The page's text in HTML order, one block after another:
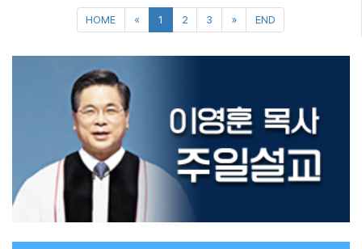
화 운동을 전 세계적으로 전개하고 있는 최완기 목사가 강사로
나서 다음 세대 복음화와 리더십의 중요성을 강조했다. 다음날
교제와 화합의 시간을 가졌다. 이날 행사에는 지역총연합회 회
원들이 참석해 다양한 체육 경기와 레크리에이션을 함께하며
친목을 다졌다. 행사는 배구와 피구 경기로 시작됐다. 지역총연
합회별 열띤 응원이 이어지며 체육관은 축제 분위기로 달아올
랐다. 총무 강인선 목사의 사회로 진행된 개회예배는 총회장 정
동균 목사가 ‘선을 행해야 하는 우선 대상’(갈 6:9~10)을 제목
으로 말씀을 전했다. 이어 족구와 미니올림픽이 체육관 곳곳에
서 진행됐다. 참가자들은 고리던지기, 오재미 던지기, 윷놀이,
패널티킥 럭비공 넣기, 젓가락 공 옮기기, 미니골프, 미니컬링
등 다양한 종목에 참여하며 화합을 다졌다. 점심식사 후에는 명
랑운동회와 레크리에이션이 이어졌다. 종목별 경기에서는 각
지역총연합회가 뛰어난 팀워크와 열정을 발휘하며 선의의 경쟁
을 펼쳤다. 모든 경기를 마친 결과 전국지역총연합회가 종합 우
사 목사 추서, 다음 세대를 위한 세미나, 성령대망회, 한마음 축
제 등 다양한 행사가 진행됐다. 개회예배에서 대표회장 이영훈
며 “우리는 지금 성령의 시대에 살고 있다. 예수 믿고 살아가는
동안 가장 중요한 것은 성령 충만이다. 2028년 한국 오순절 선
교 100주년을 바라보며 모든 주의 종들이 성령 충만의 역사를
이뤄 나가길 바란다”고 말했다. 이어 이영훈 목사는 “이번 총회
가 행정적 처리를 넘어 말씀으로 재무장하고 다음 세대를 준비
하는 훈련의 시간이 되길 바란다”고 당부했다. 설교 후에는 ‘나
라와 민족을 위해’(김경문 목사) ‘교단 목회자의 영성 회복과 교
회 부흥을 위해’(김삼환 목사) ‘한국 오순절 100주년 기념대회
를 위해’(민춘기 목사) ‘세계선교와 선교사를 위해’(송기출 목
사) ‘대표회장의 사역과 건강을 위해’(한상인 목사) 특별기도가
이어졌다. 2부 축하의 시간에서 이영훈 목사는 한국 오순절
100주년 기념대회 출범을 선포했다. 이영훈 목사는 직접 선포
문을 낭독하며 오순절 신앙 유산 계승, 다음 세대 영성 전수, 선
HOME 1 2 3 » END